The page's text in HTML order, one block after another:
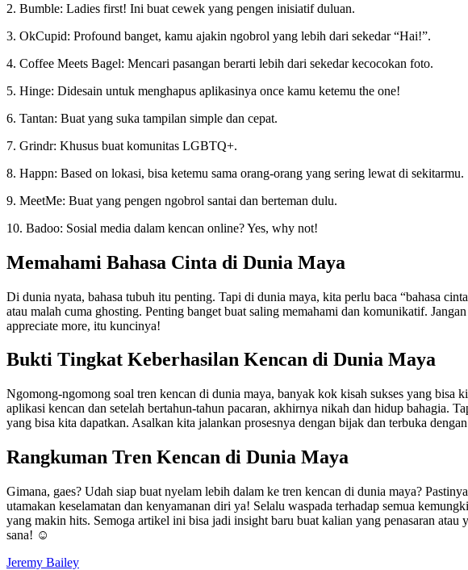
2. Bumble: Ladies first! Ini buat cewek yang pengen inisiatif duluan.
3. OkCupid: Profound banget, kamu ajakin ngobrol yang lebih dari sekedar “Hai!”.
4. Coffee Meets Bagel: Mencari pasangan berarti lebih dari sekedar kecocokan foto.
5. Hinge: Didesain untuk menghapus aplikasinya once kamu ketemu the one!
6. Tantan: Buat yang suka tampilan simple dan cepat.
7. Grindr: Khusus buat komunitas LGBTQ+.
8. Happn: Based on lokasi, bisa ketemu sama orang-orang yang sering lewat di sekitarmu.
9. MeetMe: Buat yang pengen ngobrol santai dan berteman dulu.
10. Badoo: Sosial media dalam kencan online? Yes, why not!
Memahami Bahasa Cinta di Dunia Maya
Di dunia nyata, bahasa tubuh itu penting. Tapi di dunia maya, kita perlu baca “bahasa
atau malah cuma ghosting. Penting banget buat saling memahami dan komunikatif.
appreciate more, itu kuncinya!
Bukti Tingkat Keberhasilan Kencan di Dunia Maya
Ngomong-ngomong soal tren kencan di dunia maya, banyak kok kisah sukses yang bisa
aplikasi kencan dan setelah bertahun-tahun pacaran, akhirnya nikah dan hidup bahagia.
yang bisa kita dapatkan. Asalkan kita jalankan prosesnya dengan bijak dan terbuka
Rangkuman Tren Kencan di Dunia Maya
Gimana, gaes? Udah siap buat nyelam lebih dalam ke tren kencan di dunia maya?
utamakan keselamatan dan kenyamanan diri ya! Selalu waspada terhadap semua
yang makin hits. Semoga artikel ini bisa jadi insight baru buat kalian yang penasaran
sana! ☺️
Jeremy Bailey